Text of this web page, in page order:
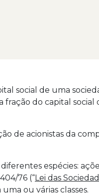
social de uma
do capital social
de acionistas da
espécies:
76 (“Lei das
ou várias classes.